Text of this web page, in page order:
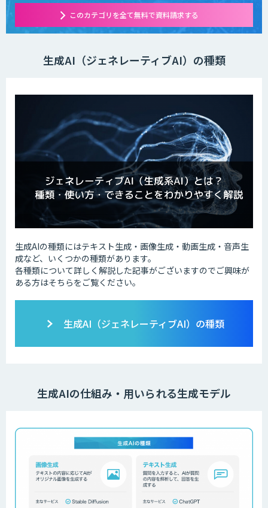
このカテゴリを全て無料で資料請求する
生成AI（ジェネレーティブAI）の種類
生成AIの種類にはテキスト生成・画像生成・動画生成・音声生
成など、いくつかの種類があります。
各種類について詳しく解説した記事がございますのでご興味が
ある方はそちらをご覧ください。
生成AI（ジェネレーティブAI）の種類
生成AIの仕組み・用いられる生成モデル